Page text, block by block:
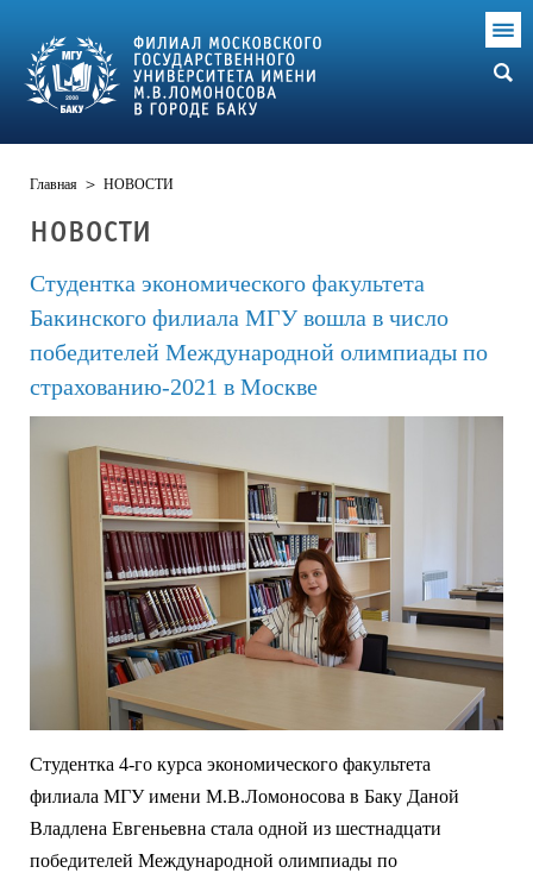
Главная > НОВОСТИ
НОВОСТИ
Студентка экономического факультета
Бакинского филиала МГУ вошла в число
победителей Международной олимпиады по
страхованию-2021 в Москве
Студентка 4-го курса экономического факультета
филиала МГУ имени М.В.Ломоносова в Баку Даной
Владлена Евгеньевна стала одной из шестнадцати
победителей Международной олимпиады по